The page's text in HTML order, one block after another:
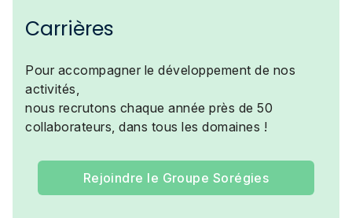
Carrières
Pour accompagner le développement de nos
activités,
nous recrutons chaque année près de 50
collaborateurs, dans tous les domaines !
Rejoindre le Groupe Sorégies